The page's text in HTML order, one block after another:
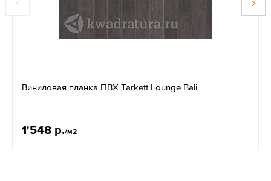
Виниловая планка ПВХ Tarkett Lounge Bali
1'548 р./м2